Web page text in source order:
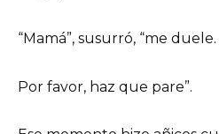
“Mamá”, susurró, “me duele.
Por favor, haz que pare”.